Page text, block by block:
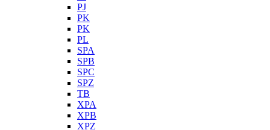
PJ
PK
PK
PL
SPA
SPB
SPC
SPZ
TB
XPA
XPB
XPZ